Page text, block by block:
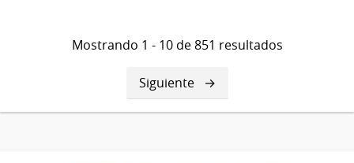
Mostrando 1 - 10 de 851 resultados
Siguiente
página
Siguiente